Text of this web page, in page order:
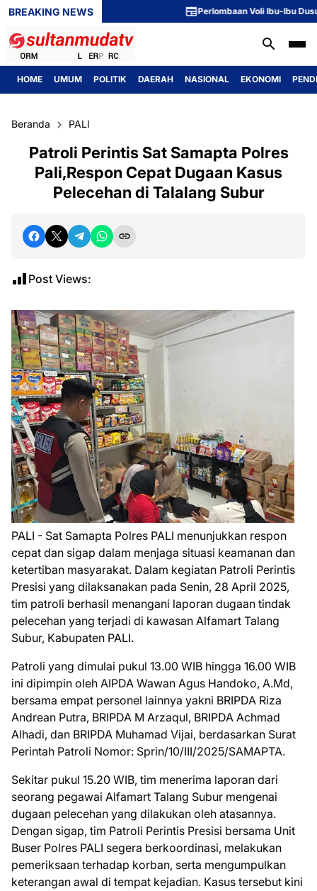
BREAKING NEWS Perlombaan Voli Ibu-Ibu Dusun 1
HOME UMUM POLITIK DAERAH NASIONAL EKONOMI
Beranda PALI
Patroli Perintis Sat Samapta Polres
Pali,Respon Cepat Dugaan Kasus
Pelecehan di Talalang Subur
Post Views:
PALI - Sat Samapta Polres PALI menunjukkan respon
cepat dan sigap dalam menjaga situasi keamanan dan
ketertiban masyarakat. Dalam kegiatan Patroli Perintis
Presisi yang dilaksanakan pada Senin, 28 April 2025,
tim patroli berhasil menangani laporan dugaan tindak
pelecehan yang terjadi di kawasan Alfamart Talang
Subur, Kabupaten PALI.
Patroli yang dimulai pukul 13.00 WIB hingga 16.00 WIB
ini dipimpin oleh AIPDA Wawan Agus Handoko, A.Md,
bersama empat personel lainnya yakni BRIPDA Riza
Andrean Putra, BRIPDA M Arzaqul, BRIPDA Achmad
Alhadi, dan BRIPDA Muhamad Vijai, berdasarkan Surat
Perintah Patroli Nomor: Sprin/10/III/2025/SAMAPTA.
Sekitar pukul 15.20 WIB, tim menerima laporan dari
seorang pegawai Alfamart Talang Subur mengenai
dugaan pelecehan yang dilakukan oleh atasannya.
Dengan sigap, tim Patroli Perintis Presisi bersama Unit
Buser Polres PALI segera berkoordinasi, melakukan
pemeriksaan terhadap korban, serta mengumpulkan
keterangan awal di tempat kejadian. Kasus tersebut kini